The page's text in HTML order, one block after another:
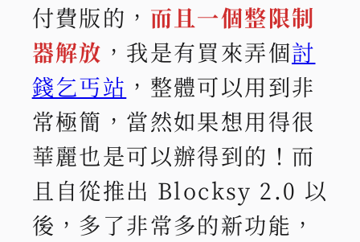
付費版的， 而且一個整限制
器解放 ，我是有買來弄個討
錢乞丐站 ，整體可以用到非
常極簡，當然如果想用得很
華麗也是可以辦得到的！而
且自從推出 Blocksy 2.0 以
後，多了非常多的新功能，